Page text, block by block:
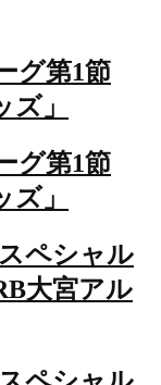
グ第1節
ズ」
グ第1節
ズ」
ペシャル
大宮アル